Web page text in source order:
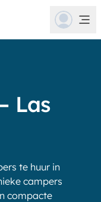
Las
te huur in
campers
compacte